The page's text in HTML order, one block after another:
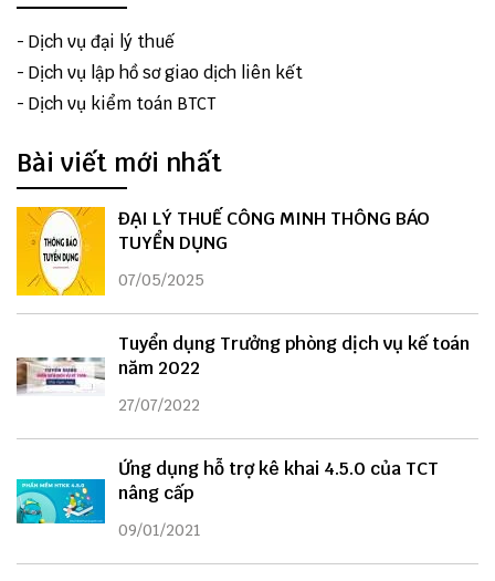
- Dịch vụ đại lý thuế
- Dịch vụ lập hồ sơ giao dịch liên kết
- Dịch vụ kiểm toán BTCT
Bài viết mới nhất
ĐẠI LÝ THUẾ CÔNG MINH THÔNG BÁO
TUYỂN DỤNG
07/05/2025
Tuyển dụng Trưởng phòng dịch vụ kế toán
năm 2022
27/07/2022
Ứng dụng hỗ trợ kê khai 4.5.0 của TCT
nâng cấp
09/01/2021